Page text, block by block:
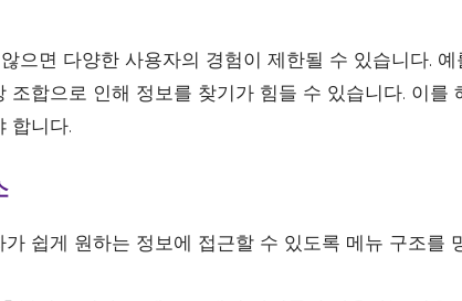
으면 다양한 사용자의 경험이 제한될 수 있습니다. 예
조합으로 인해 정보를 찾기가 힘들 수 있습니다. 이를
합니다.
가 쉽게 원하는 정보에 접근할 수 있도록 메뉴 구조를